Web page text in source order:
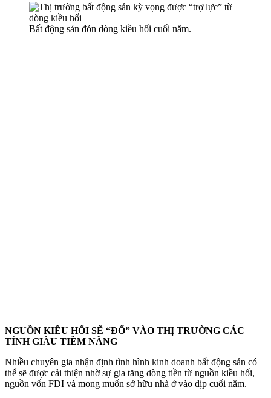
Bất động sản đón dòng kiều hối cuối năm.
NGUỒN KIỀU HỐI SẼ “ĐỔ” VÀO THỊ TRƯỜNG CÁC
TỈNH GIÀU TIỀM NĂNG
Nhiều chuyên gia nhận định tình hình kinh doanh bất động sản có
thể sẽ được cải thiện nhờ sự gia tăng dòng tiền từ nguồn kiều hối,
nguồn vốn FDI và mong muốn sở hữu nhà ở vào dịp cuối năm.